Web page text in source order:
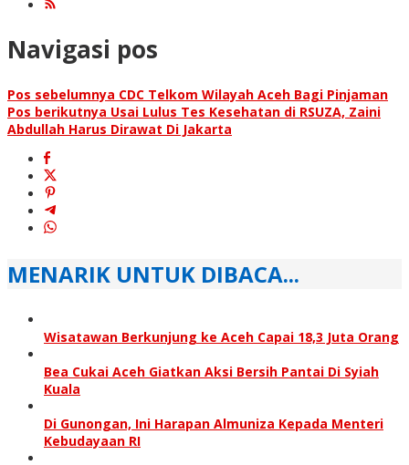
Navigasi pos
Pos sebelumnya CDC Telkom Wilayah Aceh Bagi Pinjaman
Pos berikutnya Usai Lulus Tes Kesehatan di RSUZA, Zaini
Abdullah Harus Dirawat Di Jakarta
MENARIK UNTUK DIBACA...
Wisatawan Berkunjung ke Aceh Capai 18,3 Juta Orang
Bea Cukai Aceh Giatkan Aksi Bersih Pantai Di Syiah
Kuala
Di Gunongan, Ini Harapan Almuniza Kepada Menteri
Kebudayaan RI